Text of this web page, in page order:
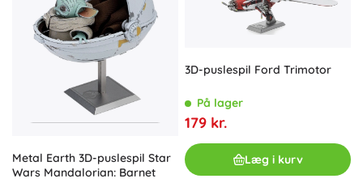
Metal Earth 3D-puslespil Star
Wars Mandalorian: Barnet
3D-puslespil Ford Trimotor
På lager
179 kr.
Læg i kurv